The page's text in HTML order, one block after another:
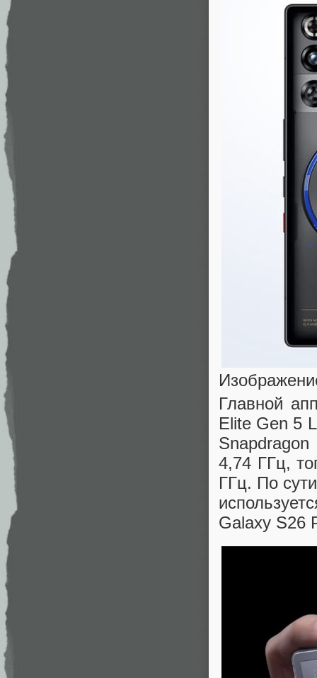
Главной
Elite Gen 5
4,74 ГГц,
ГГц. По
Galaxy S26